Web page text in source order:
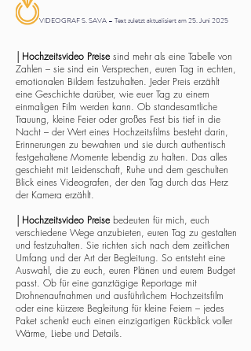
VIDEOGRAF S. SAVA – Text zuletzt aktualisiert am 25. Juni 2025
Hochzeitsvideo Preisesind mehr als eine Tabelle von
Zahlen – sie sind ein Versprechen, euren Tag in echten,
emotionalen Bildern festzuhalten. Jeder Preis erzählt
eine Geschichte darüber, wie euer Tag zu einem
einmaligen Film werden kann. Ob standesamtliche
Trauung, kleine Feier oder großes Fest bis tief in die
Nacht – der Wert eines Hochzeitsfilms besteht darin,
Erinnerungen zu bewahren und sie durch authentisch
festgehaltene Momente lebendig zu halten. Das alles
geschieht mit Leidenschaft, Ruhe und dem geschulten
Blick eines Videografen, der den Tag durch das Herz
der Kamera erzählt.
Hochzeitsvideo Preisebedeuten für mich, euch
verschiedene Wege anzubieten, euren Tag zu gestalten
und festzuhalten. Sie richten sich nach dem zeitlichen
Umfang und der Art der Begleitung. So entsteht eine
Auswahl, die zu euch, euren Plänen und eurem Budget
passt. Ob für eine ganztägige Reportage mit
Drohnenaufnahmen und ausführlichem Hochzeitsfilm
oder eine kürzere Begleitung für kleine Feiern – jedes
Paket schenkt euch einen einzigartigen Rückblick voller
Wärme, Liebe und Details.